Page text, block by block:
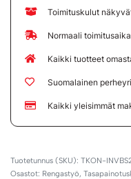
Toimituskulut
Normaali
Kaikki tuotteet
Suomalainen
Kaikki yleisimmät
TKON-
Osastot: Rengastyö,